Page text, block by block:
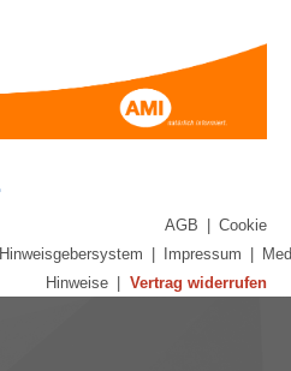
AGB
Cookie
Hinweisgebersystem Impressum
Hinweise
Vertrag widerrufen